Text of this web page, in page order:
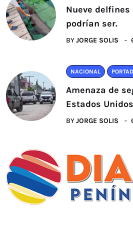
Nueve delfines
podrían ser.
BYJORGE SOLIS
NACIONAL
Amenaza de
Estados
BYJORGE SOLIS